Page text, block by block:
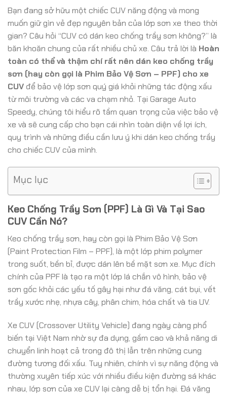
Bạn đang sở hữu một chiếc CUV năng động và mong
muốn giữ gìn vẻ đẹp nguyên bản của lớp sơn xe theo thời
gian? Câu hỏi “CUV có dán keo chống trầy sơn không?” là
băn khoăn chung của rất nhiều chủ xe. Câu trả lời là Hoàn
toàn có thể và thậm chí rất nên dán keo chống trầy
sơn (hay còn gọi là Phim Bảo Vệ Sơn – PPF) cho xe
CUV để bảo vệ lớp sơn quý giá khỏi những tác động xấu
từ môi trường và các va chạm nhỏ. Tại Garage Auto
Speedy, chúng tôi hiểu rõ tầm quan trọng của việc bảo vệ
xe và sẽ cung cấp cho bạn cái nhìn toàn diện về lợi ích,
quy trình và những điều cần lưu ý khi dán keo chống trầy
cho chiếc CUV của mình.
Mục lục
Keo Chống Trầy Sơn (PPF) Là Gì Và Tại Sao
CUV Cần Nó?
Keo chống trầy sơn, hay còn gọi là Phim Bảo Vệ Sơn
(Paint Protection Film – PPF), là một lớp phim polymer
trong suốt, bền bỉ, được dán lên bề mặt sơn xe. Mục đích
chính của PPF là tạo ra một lớp lá chắn vô hình, bảo vệ
sơn gốc khỏi các yếu tố gây hại như đá văng, cát bụi, vết
trầy xước nhẹ, nhựa cây, phân chim, hóa chất và tia UV.
Xe CUV (Crossover Utility Vehicle) đang ngày càng phổ
biến tại Việt Nam nhờ sự đa dụng, gầm cao và khả năng di
chuyển linh hoạt cả trong đô thị lẫn trên những cung
đường tương đối xấu. Tuy nhiên, chính vì sự năng động và
thường xuyên tiếp xúc với nhiều điều kiện đường sá khác
nhau, lớp sơn của xe CUV lại càng dễ bị tổn hại. Đá văng